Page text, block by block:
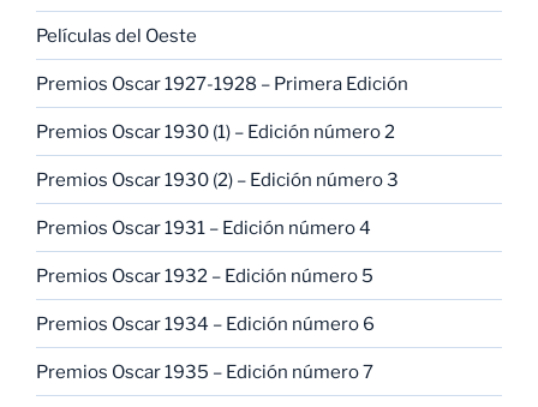
Películas del Oeste
Premios Oscar 1927-1928 – Primera Edición
Premios Oscar 1930 (1) – Edición número 2
Premios Oscar 1930 (2) – Edición número 3
Premios Oscar 1931 – Edición número 4
Premios Oscar 1932 – Edición número 5
Premios Oscar 1934 – Edición número 6
Premios Oscar 1935 – Edición número 7